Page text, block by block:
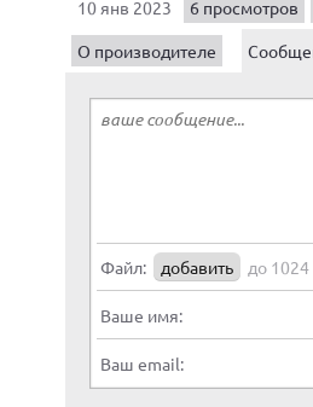
10 янв 2023 6 просмотров
О производителе
Файл: добавить до
Ваше имя:
Ваш email: